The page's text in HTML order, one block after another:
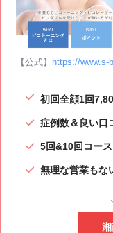
【公式】 https://www.s-
初回全顔1回
症例数＆良い口
5回&10回コー
無理な営業もな